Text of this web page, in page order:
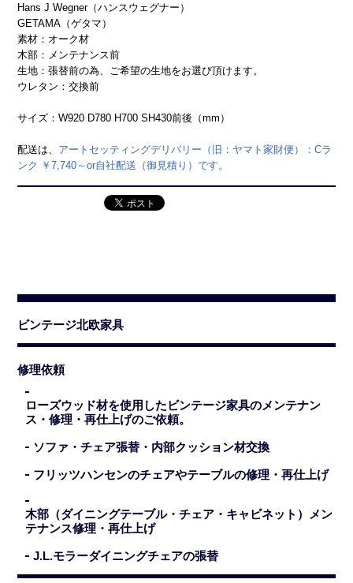
Hans J Wegner（ハンスウェグナー）
GETAMA（ゲタマ）
素材：オーク材
木部：メンテナンス前
生地：張替前の為、ご希望の生地をお選び頂けます。
ウレタン：交換前
サイズ：W920 D780 H700 SH430前後（mm）
配送は、 アートセッティングデリバリー（旧：ヤマト家財便）：Cラ
ンク ￥7,740～or自社配送（御見積り）です。
ビンテージ北欧家具
修理依頼
ローズウッド材を使用したビンテージ家具のメンテナン
ス・修理・再仕上げのご依頼。
ソファ・チェア張替・内部クッション材交換
フリッツハンセンのチェアやテーブルの修理・再仕上げ
木部（ダイニングテーブル・チェア・キャビネット）メン
テナンス修理・再仕上げ
J.L.モラーダイニングチェアの張替